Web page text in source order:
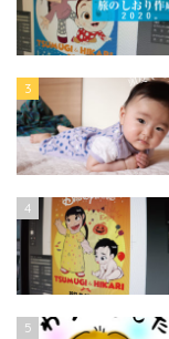
3
4
5